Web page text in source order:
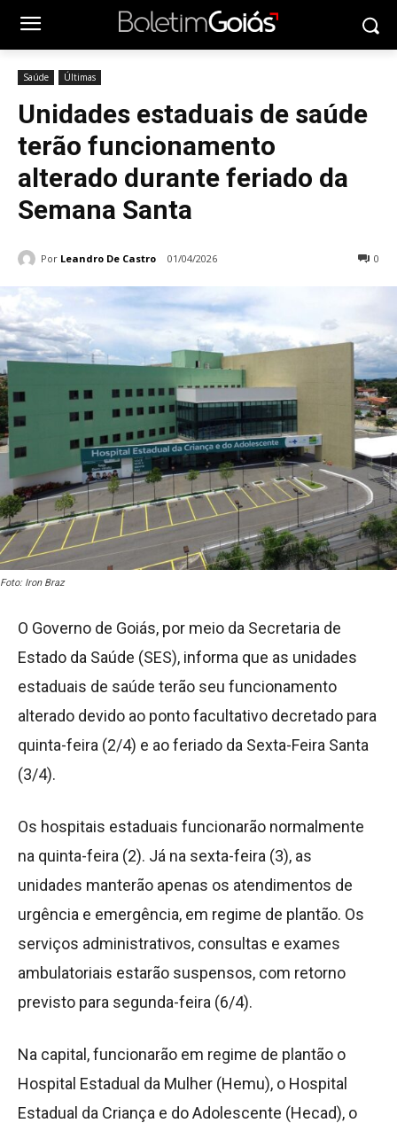
Saúde Últimas
Unidades estaduais de saúde
terão funcionamento
alterado durante feriado da
Semana Santa
Por Leandro De Castro 01/04/2026 0
Foto: Iron Braz
O Governo de Goiás, por meio da Secretaria de
Estado da Saúde (SES), informa que as unidades
estaduais de saúde terão seu funcionamento
alterado devido ao ponto facultativo decretado para
quinta-feira (2/4) e ao feriado da Sexta-Feira Santa
(3/4).
Os hospitais estaduais funcionarão normalmente
na quinta-feira (2). Já na sexta-feira (3), as
unidades manterão apenas os atendimentos de
urgência e emergência, em regime de plantão. Os
serviços administrativos, consultas e exames
ambulatoriais estarão suspensos, com retorno
previsto para segunda-feira (6/4).
Na capital, funcionarão em regime de plantão o
Hospital Estadual da Mulher (Hemu), o Hospital
Estadual da Criança e do Adolescente (Hecad), o